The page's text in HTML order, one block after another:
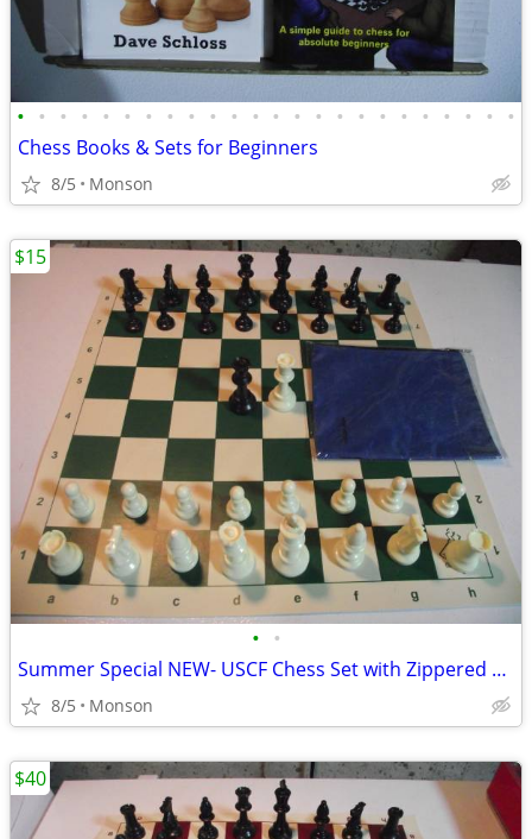
• • • • • • • • • • • • • • • • • • • • • • • •
Chess Books & Sets for Beginners
8/5 Monson
• •
Summer Special NEW- USCF Chess Set with Zippered Pouch
8/5 Monson
$15
$40